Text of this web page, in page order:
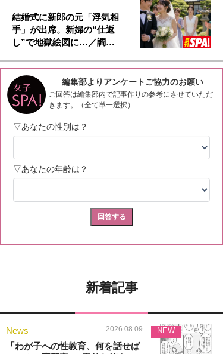
結婚式に新郎の元「浮気相
手」が出席。新婦の“仕返
し”で地獄絵図に…／調…
新着記事
News 2026.08.09
「わが子への性教育、何を話せば
NEW